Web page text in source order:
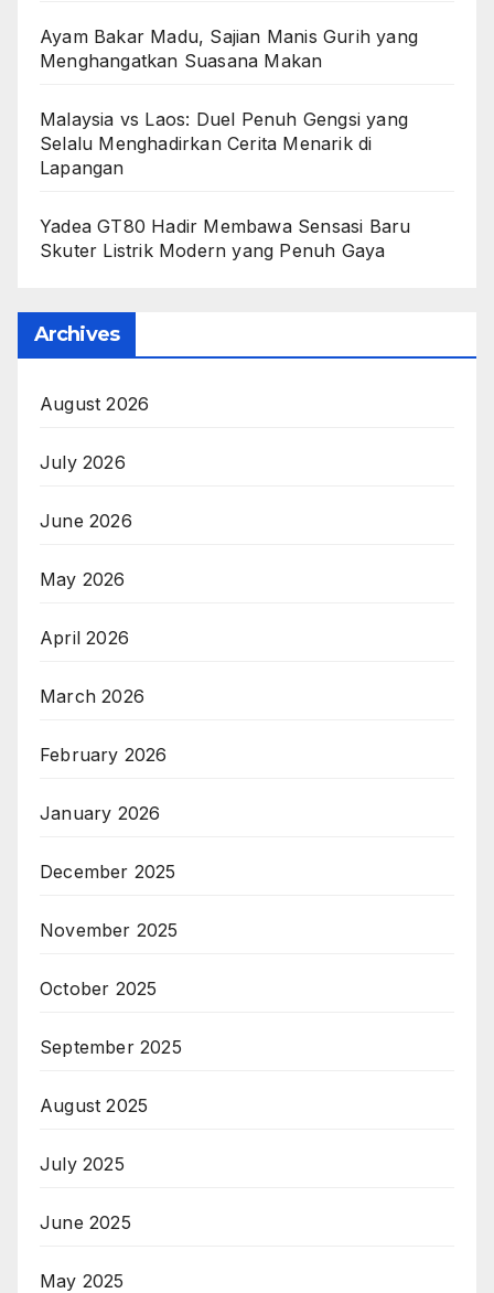
Ayam Bakar Madu, Sajian Manis Gurih yang
Menghangatkan Suasana Makan
Malaysia vs Laos: Duel Penuh Gengsi yang
Selalu Menghadirkan Cerita Menarik di
Lapangan
Yadea GT80 Hadir Membawa Sensasi Baru
Skuter Listrik Modern yang Penuh Gaya
Archives
August 2026
July 2026
June 2026
May 2026
April 2026
March 2026
February 2026
January 2026
December 2025
November 2025
October 2025
September 2025
August 2025
July 2025
June 2025
May 2025